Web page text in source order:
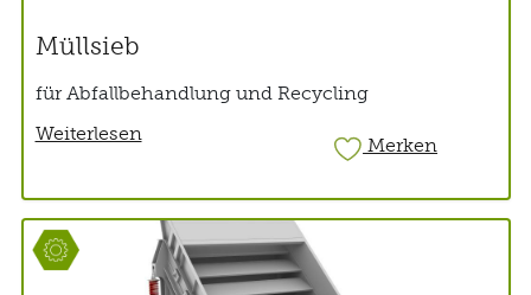
Müllsieb
für Abfallbehandlung und Recycling
Weiterlesen
Merken